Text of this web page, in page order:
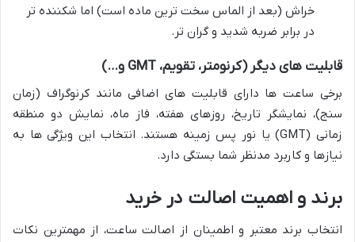
خراش (بعد از الماس سخت ترین ماده است) اما شکننده تر
در برابر ضربه شدید و گران تر.
قابلیت های دیگر (کرنومتر، تقویم، GMT و…)
برخی ساعت ها دارای قابلیت های اضافی مانند کرنوگراف (زمان
سنج)، نمایشگر تاریخ، روزهای هفته، فاز ماه، نمایش دو منطقه
زمانی (GMT) یا نور پس زمینه هستند. انتخاب این ویژگی ها به
نیازها و کاربرد مدنظر شما بستگی دارد.
برند و اهمیت اصالت در خرید
انتخاب برند معتبر و اطمینان از اصالت ساعت، از مهمترین نکات